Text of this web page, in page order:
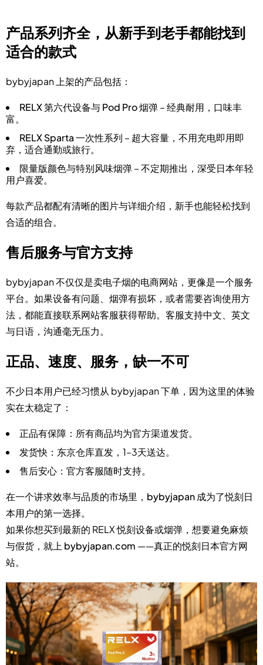
产品系列齐全，从新手到老手都能找到
适合的款式
bybyjapan 上架的产品包括：
RELX 第六代设备与 Pod Pro 烟弹– 经典耐用，口味丰
富。
RELX Sparta 一次性系列 – 超大容量，不用充电即用即
弃，适合通勤或旅行。
限量版颜色与特别风味烟弹– 不定期推出，深受日本年轻
用户喜爱。
每款产品都配有清晰的图片与详细介绍，新手也能轻松找到
合适的组合。
售后服务与官方支持
bybyjapan 不仅仅是卖电子烟的电商网站，更像是一个服务
平台。如果设备有问题、烟弹有损坏，或者需要咨询使用方
法，都能直接联系网站客服获得帮助。客服支持中文、英文
与日语，沟通毫无压力。
正品、速度、服务，缺一不可
不少日本用户已经习惯从 bybyjapan 下单，因为这里的体验
实在太稳定了：
正品有保障 ：所有商品均为官方渠道发货。
发货快 ：东京仓库直发，1–3天送达。
售后安心 ：官方客服随时支持。
在一个讲求效率与品质的市场里， bybyjapan 成为了悦刻日
本用户的第一选择。
如果你想买到最新的 RELX 悦刻设备或烟弹，想要避免麻烦
与假货，就上 bybyjapan.com ——真正的悦刻日本官方网
站。